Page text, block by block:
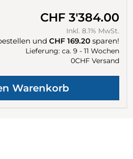
CHF 3'384.00
Inkl. 8.1% MwSt.
und CHF 169.20 sparen!
Lieferung: ca. 9 - 11 Wochen
0CHF Versand